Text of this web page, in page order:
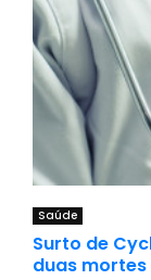
Saúde
Surto de
duas mortes